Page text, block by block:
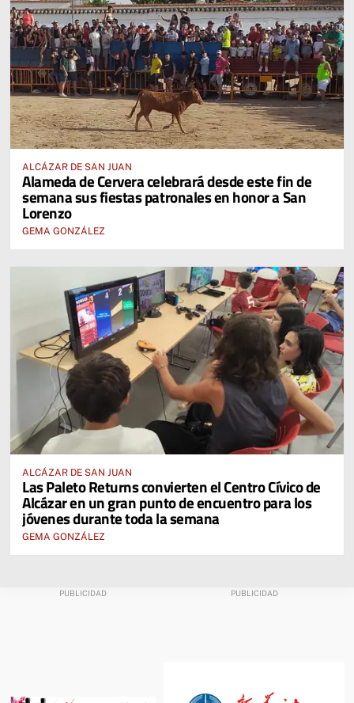
ALCÁZAR DE SAN JUAN
Alameda de Cervera celebrará desde este fin de
semana sus fiestas patronales en honor a San
Lorenzo
GEMA GONZÁLEZ
ALCÁZAR DE SAN JUAN
Las Paleto Returns convierten el Centro Cívico de
Alcázar en un gran punto de encuentro para los
jóvenes durante toda la semana
GEMA GONZÁLEZ